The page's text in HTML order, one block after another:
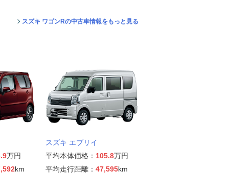
スズキ ワゴンRの中古車情報をもっと見る
万円
km
スズキ エブリイ
平均本体価格： 105.8万円
平均走行距離： 47,595km